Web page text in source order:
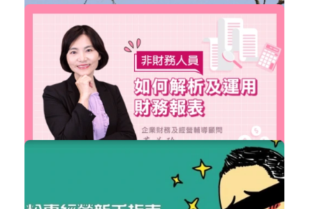
免費
許瓊月老師_各式正念情境訓練
生活學習 立即加入
購買後有效期限：課程下架時
3882
NT$2,380
非財務人員如何解析財務報表
加入購物車